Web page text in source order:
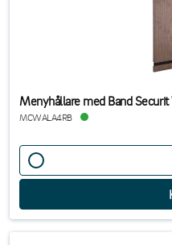
Menyhållare med Band Securit
MCWALA4RB